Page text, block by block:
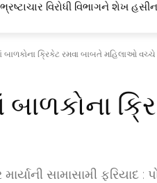
સાયન્સ અને AI કરતાં સિવિલ
વિરોધી વિભાગને શેખ
બાળકોના ક્રિકેટ રમવા બાબતે મહિલાઓ
બાળકોના
સામાસામી ફરિયાદ :